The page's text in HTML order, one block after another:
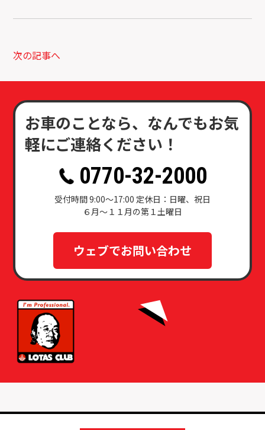
次の記事へ
お車のことなら、なんでもお気
軽にご連絡ください！
0770-32-2000
受付時間 9:00～17:00 定休日：日曜、祝日
６月～１１月の第１土曜日
ウェブでお問い合わせ